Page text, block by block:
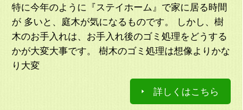
特に今年のように『ステイホーム』で家に居る時間
が 多いと、庭木が気になるものです。 しかし、樹
木のお手入れは、お手入れ後のゴミ処理をどうする
かが大変大事です。 樹木のゴミ処理は想像よりかな
り大変
詳しくはこちら